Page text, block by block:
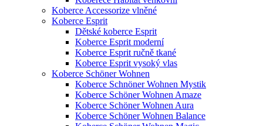
Koberce Accessorize vlněné
Koberce Esprit
Dětské koberce Esprit
Koberce Esprit moderní
Koberce Esprit ručně tkané
Koberce Esprit vysoký vlas
Koberce Schöner Wohnen
Koberce Schnöner Wohnen Mystik
Koberce Schöner Wohnen Amaze
Koberce Schöner Wohnen Aura
Koberce Schöner Wohnen Balance